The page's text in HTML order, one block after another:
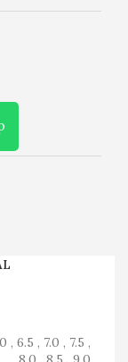
, 6.5 , 7.0 , 7.5 ,